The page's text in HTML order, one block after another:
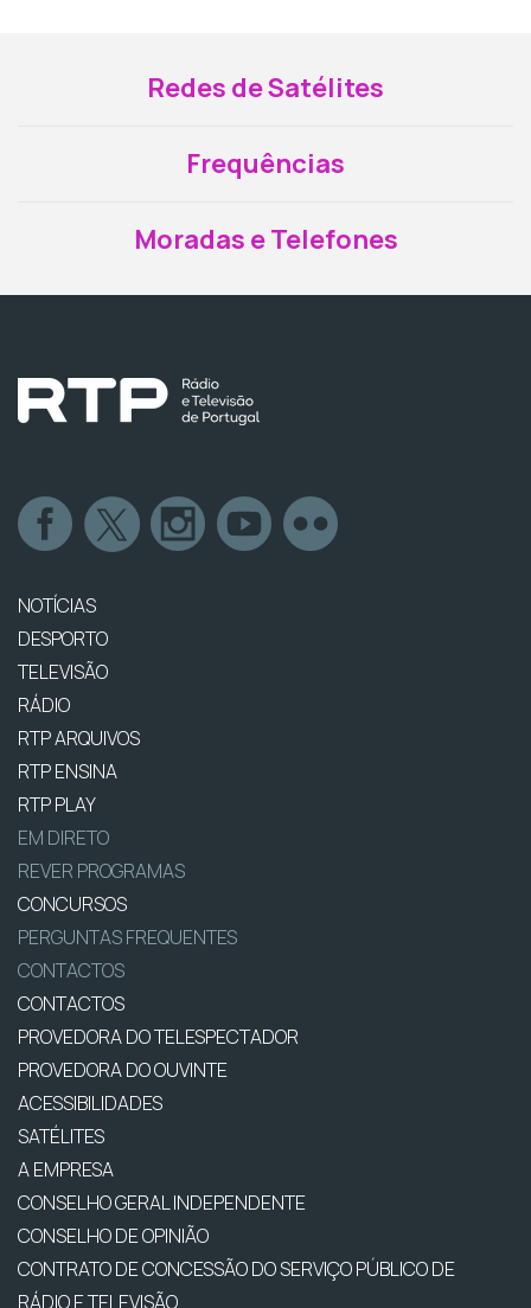
Redes de Satélites
Frequências
Moradas e Telefones
NOTÍCIAS
DESPORTO
TELEVISÃO
RÁDIO
RTP ARQUIVOS
RTP ENSINA
RTP PLAY
EM DIRETO
REVER PROGRAMAS
CONCURSOS
PERGUNTAS FREQUENTES
CONTACTOS
CONTACTOS
PROVEDORA DO TELESPECTADOR
PROVEDORA DO OUVINTE
ACESSIBILIDADES
SATÉLITES
A EMPRESA
CONSELHO GERAL INDEPENDENTE
CONSELHO DE OPINIÃO
CONTRATO DE CONCESSÃO DO SERVIÇO PÚBLICO DE
RÁDIO E TELEVISÃO